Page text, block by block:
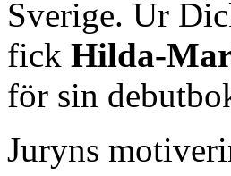
Sverige. Ur
fick Hilda-
för sin
Juryns